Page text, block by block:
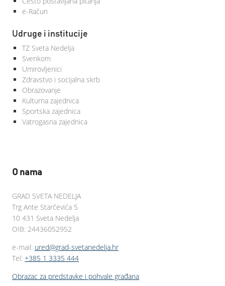
e-Račun
Udruge i institucije
TZ Sveta Nedelja
Svenkom
Umirovljenici
Zdravstvo i socijalna skrb
Obrazovanje
Kulturna zajednica
Sportska zajednica
Vatrogasna zajednica
O nama
GRAD SVETA NEDELJA
Trg Ante Starčevića 5
10 431 Sveta Nedelja
OIB: 24436052952
e-mail: ured@grad-svetanedelja.hr
Tel: +385 1 3335 444
Obrazac za predstavke i pohvale građana